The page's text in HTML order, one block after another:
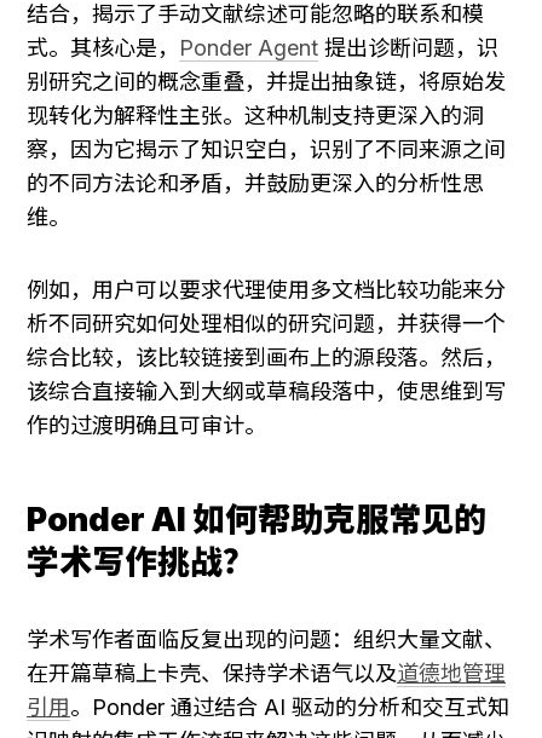
结合，揭示了手动文献综述可能忽略的联系和模
式。其核心是， Ponder Agent 提出诊断问题，识
别研究之间的概念重叠，并提出抽象链，将原始发
现转化为解释性主张。这种机制支持更深入的洞
察，因为它揭示了知识空白，识别了不同来源之间
的不同方法论和矛盾，并鼓励更深入的分析性思
维。
例如，用户可以要求代理使用多文档比较功能来分
析不同研究如何处理相似的研究问题，并获得一个
综合比较，该比较链接到画布上的源段落。然后，
该综合直接输入到大纲或草稿段落中，使思维到写
作的过渡明确且可审计。
Ponder AI 如何帮助克服常见的
学术写作挑战？
学术写作者面临反复出现的问题：组织大量文献、
在开篇草稿上卡壳、保持学术语气以及道德地管理
引用。Ponder 通过结合 AI 驱动的分析和交互式知